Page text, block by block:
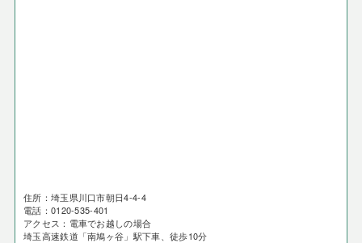
住所：埼玉県川口市朝日4-4-4
電話：0120-535-401
アクセス：電車でお越しの場合
埼玉高速鉄道「南鳩ヶ谷」駅下車、徒歩10分